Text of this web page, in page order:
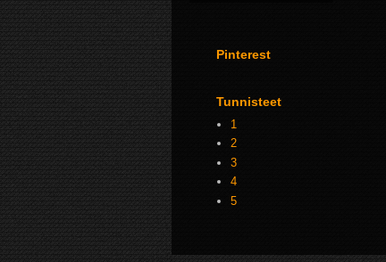
Pinterest
Tunnisteet
1
2
3
4
5